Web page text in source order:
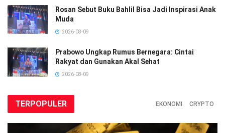
Rosan Sebut Buku Bahlil Bisa Jadi Inspirasi Anak
Muda
2026-08-09
Prabowo Ungkap Rumus Bernegara: Cintai
Rakyat dan Gunakan Akal Sehat
2026-08-09
TERPOPULER EKONOMI CRYPTO